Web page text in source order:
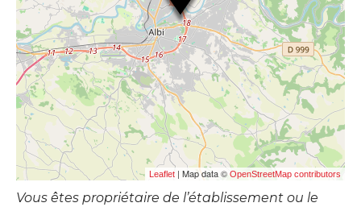
Leaflet | Map data © OpenStreetMap contributors
Vous êtes propriétaire de l’établissement ou le